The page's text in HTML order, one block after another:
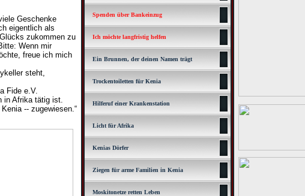
Geschenke
eigentlich als
zukommen zu
Wenn mir
freue ich mich
steht,
Fide e.V.
in Afrika tätig ist.
-- zugewiesen.“
Spenden über Bankeinzug
Ich möchte langfristig helfen
Ein Brunnen, der deinen Namen trägt
Trockentoiletten für Kenia
Hilferuf einer Krankenstation
Licht für Afrika
Kenias Dörfer
Ziegen für arme Familien in Kenia
Moskitonetze retten Leben